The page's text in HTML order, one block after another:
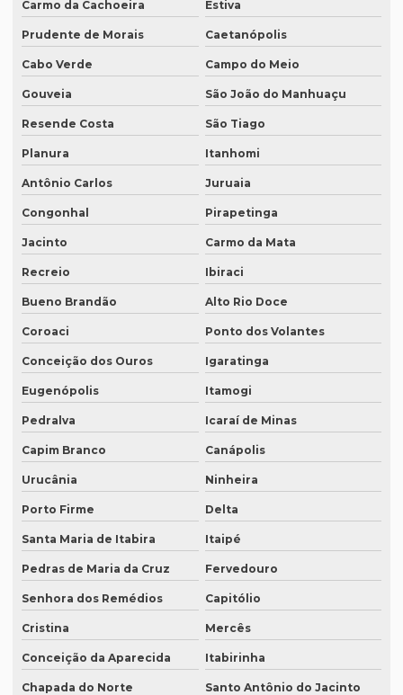
Onde fazer tradução em porto alegre
Onde fazer transcrição de áudio para texto
Orçamento inglês tradução
Orçamento legendagem
Preço interpretação simultânea
Preço lauda tradução
Preço revisão tradução
Preço tabela tradução inglês
Preço para tradução
Preço de tradução de árabe
Preço tradução para francês
Preço tradução francês portugues
Preço de tradução juramentada
Preço tradução juramentada alemão
Preço tradução juramentada brasil
Preço de tradução juramentada italiano
Preço de tradução e legendagem
Preço tradução por página
Preço tradução por palavra
Carmo da Cachoeira Estiva
Prudente de Morais Caetanópolis
Cabo Verde Campo do Meio
Gouveia São João do Manhuaçu
Resende Costa São Tiago
Planura Itanhomi
Antônio Carlos Juruaia
Congonhal Pirapetinga
Jacinto Carmo da Mata
Recreio Ibiraci
Bueno Brandão Alto Rio Doce
Coroaci Ponto dos Volantes
Conceição dos Ouros Igaratinga
Eugenópolis Itamogi
Pedralva Icaraí de Minas
Capim Branco Canápolis
Urucânia Ninheira
Porto Firme Delta
Santa Maria de Itabira Itaipé
Pedras de Maria da Cruz Fervedouro
Senhora dos Remédios Capitólio
Cristina Mercês
Conceição da Aparecida Itabirinha
Chapada do Norte Santo Antônio do Jacinto